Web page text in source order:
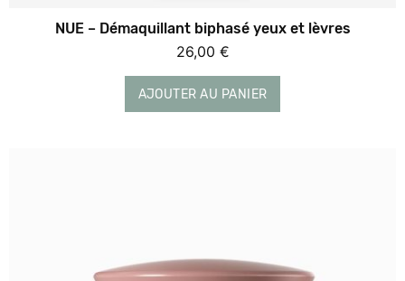
NUE – Démaquillant biphasé yeux et lèvres
26,00 €
AJOUTER AU PANIER